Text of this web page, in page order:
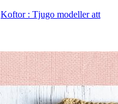
Koftor : Tjugo modeller att